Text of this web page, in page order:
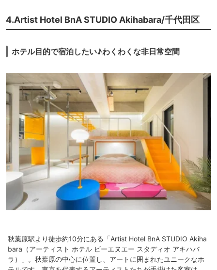
4.Artist Hotel BnA STUDIO Akihabara/千代田区
ホテル目的で宿泊したい♪わくわくな非日常空間
秋葉原駅より徒歩約10分にある「Artist Hotel BnA STUDIO Akiha
bara（アーティスト ホテル ビーエヌエー スタディオ アキハバ
ラ）」。秋葉原の中心に位置し、アートに囲まれたユニークなホ